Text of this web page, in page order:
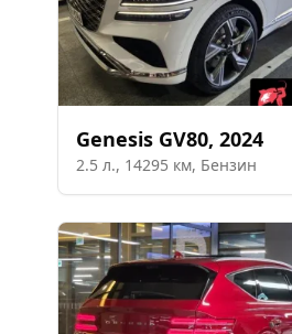
Genesis GV80, 2024
2.5 л., 14295 км, Бензин